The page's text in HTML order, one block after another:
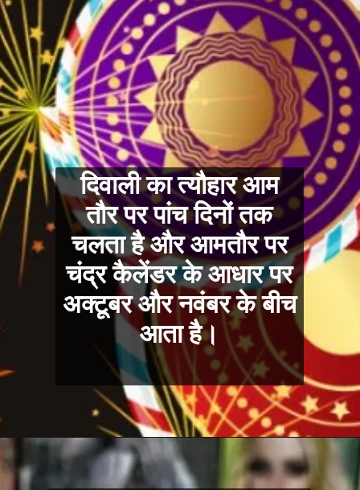
दिवाली का त्यौहार आम
तौर पर पांच दिनों तक
चलता है और आमतौर पर
चंद्र कैलेंडर के आधार पर
अक्टूबर और नवंबर के बीच
आता है।